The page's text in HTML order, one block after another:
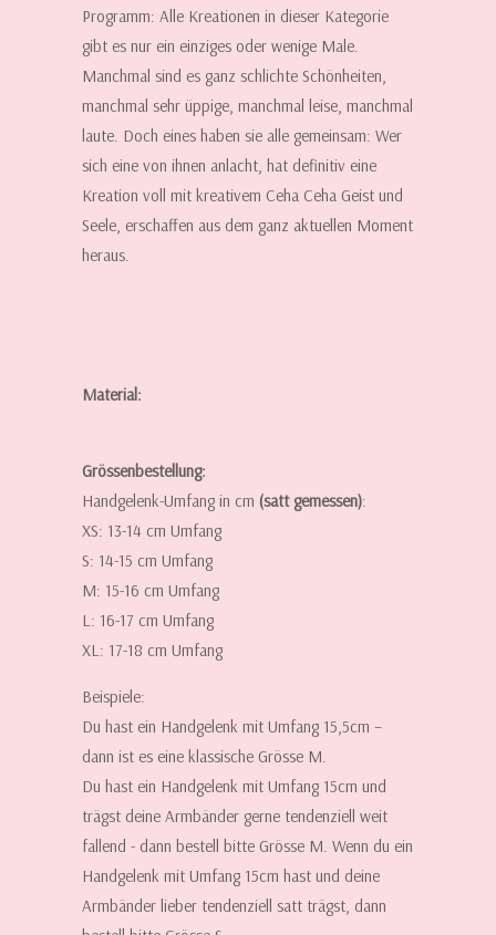
Programm: Alle Kreationen in dieser Kategorie
gibt es nur ein einziges oder wenige Male.
Manchmal sind es ganz schlichte Schönheiten,
manchmal sehr üppige, manchmal leise, manchmal
laute. Doch eines haben sie alle gemeinsam: Wer
sich eine von ihnen anlacht, hat definitiv eine
Kreation voll mit kreativem Ceha Ceha Geist und
Seele, erschaffen aus dem ganz aktuellen Moment
heraus.
Material:
Grössenbestellung:
Handgelenk-Umfang in cm (satt gemessen):
XS: 13-14 cm Umfang
S: 14-15 cm Umfang
M: 15-16 cm Umfang
L: 16-17 cm Umfang
XL: 17-18 cm Umfang
Beispiele:
Du hast ein Handgelenk mit Umfang 15,5cm –
dann ist es eine klassische Grösse M.
Du hast ein Handgelenk mit Umfang 15cm und
trägst deine Armbänder gerne tendenziell weit
fallend - dann bestell bitte Grösse M. Wenn du ein
Handgelenk mit Umfang 15cm hast und deine
Armbänder lieber tendenziell satt trägst, dann